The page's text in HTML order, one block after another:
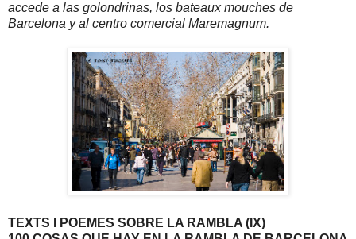
accede a las golondrinas, los bateaux mouches de
Barcelona y al centro comercial Maremagnum.
TEXTS I POEMES SOBRE LA RAMBLA (IX)